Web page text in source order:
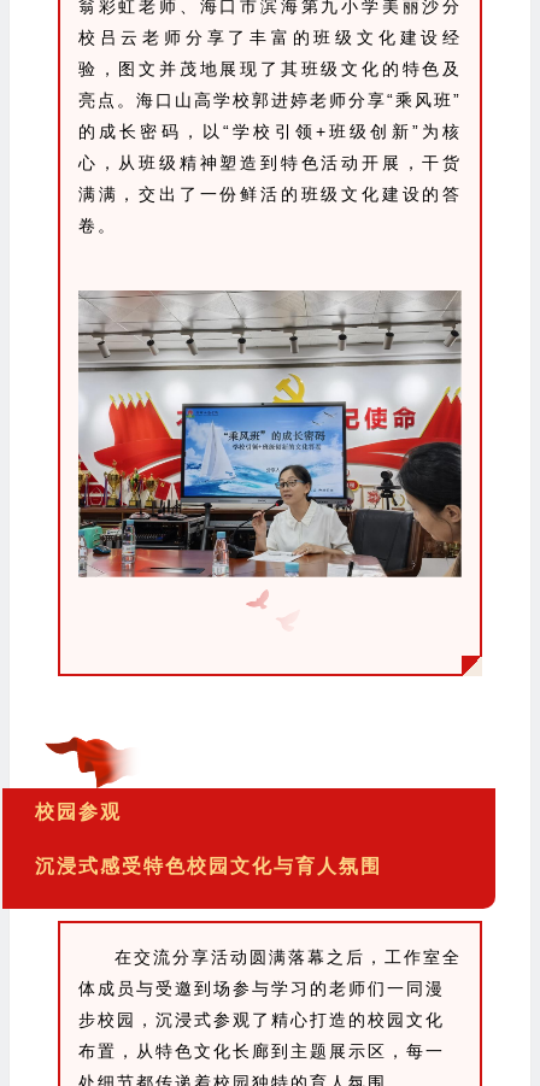
翁彩虹老师、海口市滨海第九小学美丽沙分
校吕云老师分享了丰富的班级文化建设经
验，图文并茂地展现了其班级文化的特色及
亮点。海口山高学校郭进婷老师分享“乘风班”
的成长密码，以“学校引领+班级创新”为核
心，从班级精神塑造到特色活动开展，干货
满满，交出了一份鲜活的班级文化建设的答
卷。
校园参观
沉浸式感受特色校园文化与育人氛围
在交流分享活动圆满落幕之后，工作室全
体成员与受邀到场参与学习的老师们一同漫
步校园，沉浸式参观了精心打造的校园文化
布置，从特色文化长廊到主题展示区，每一
处细节都传递着校园独特的育人氛围。